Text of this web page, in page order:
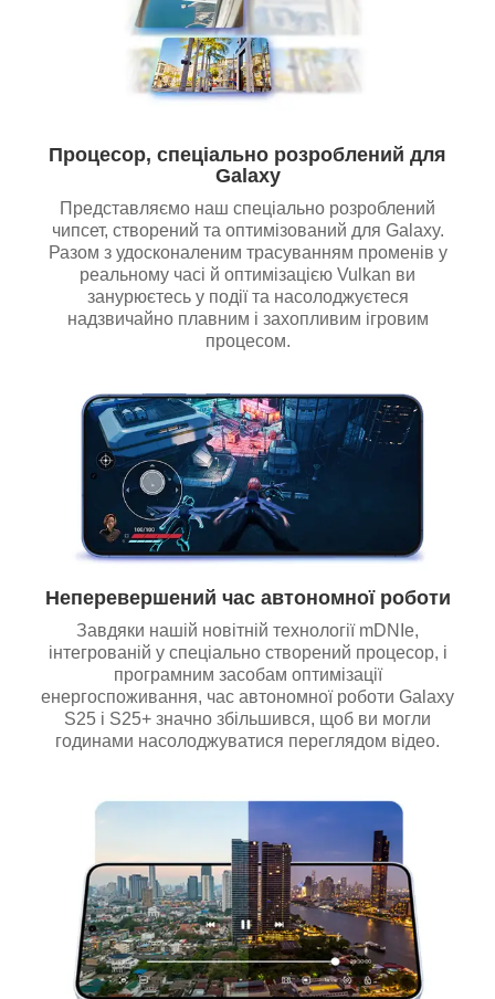
Процесор, спеціально розроблений для
Galaxy
Представляємо наш спеціально розроблений
чипсет, створений та оптимізований для Galaxy.
Разом з удосконаленим трасуванням променів у
реальному часі й оптимізацією Vulkan ви
занурюєтесь у події та насолоджуєтеся
надзвичайно плавним і захопливим ігровим
процесом.
Неперевершений час автономної роботи
Завдяки нашій новітній технології mDNIe,
інтегрованій у спеціально створений процесор, і
програмним засобам оптимізації
енергоспоживання, час автономної роботи Galaxy
S25 і S25+ значно збільшився, щоб ви могли
годинами насолоджуватися переглядом відео.